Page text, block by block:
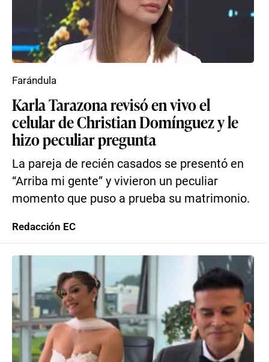
Karla Tarazona revisó en vivo el
celular de Christian Domínguez y le
hizo peculiar pregunta
La pareja de recién casados se presentó en
“Arriba mi gente” y vivieron un peculiar
momento que puso a prueba su matrimonio.
Farándula
Redacción EC